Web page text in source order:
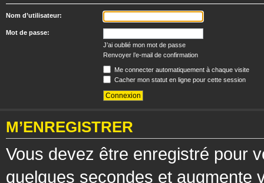
Nom d’utilisateur:
Mot de passe:
J’ai oublié mon mot de passe
Renvoyer l’e-mail de confirmation
Me connecter automatiquement à chaque visite
Cacher mon statut en ligne pour cette session
M’ENREGISTRER
Vous devez être enregistré pour
quelques secondes et augmente